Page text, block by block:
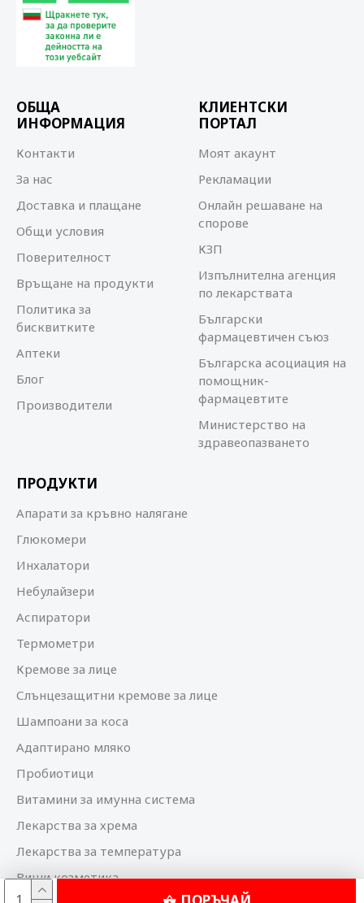
ОБЩА
ИНФОРМАЦИЯ
Контакти
За нас
Доставка и плащане
Общи условия
Поверителност
Връщане на продукти
Политика за
бисквитките
Аптеки
Блог
Производители
КЛИЕНТСКИ
ПОРТАЛ
Моят акаунт
Рекламации
Онлайн решаване на
спорове
КЗП
Изпълнителна агенция
по лекарствата
Български
фармацевтичен съюз
Българска асоциация на
помощник-
фармацевтите
Министерство на
здравеопазването
ПРОДУКТИ
Апарати за кръвно налягане
Глюкомери
Инхалатори
Небулайзери
Аспиратори
Термометри
Кремове за лице
Слънцезащитни кремове за лице
Шампоани за коса
Адаптирано мляко
Пробиотици
Витамини за имунна система
Лекарства за хрема
Лекарства за температура
Виши козметика